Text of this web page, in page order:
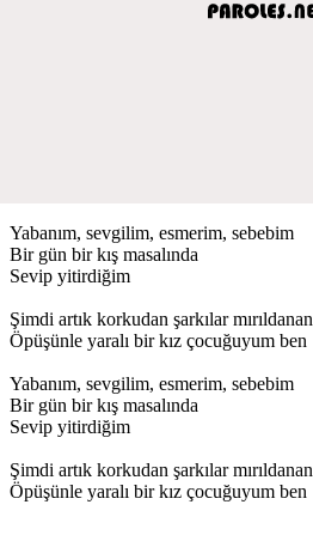
Yabanım, sevgilim, esmerim, sebebim
Bir gün bir kış masalında
Sevip yitirdiğim
Şimdi artık korkudan şarkılar mırıldanan
Öpüşünle yaralı bir kız çocuğuyum ben
Yabanım, sevgilim, esmerim, sebebim
Bir gün bir kış masalında
Sevip yitirdiğim
Şimdi artık korkudan şarkılar mırıldanan
Öpüşünle yaralı bir kız çocuğuyum ben